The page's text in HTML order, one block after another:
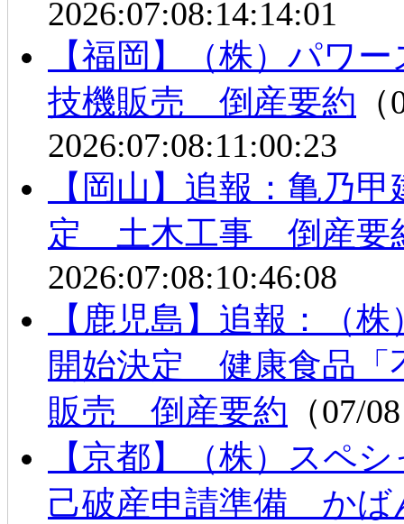
2026:07:08:14:14:01
【福岡】（株）パワ
技機販売 倒産要約
2026:07:08:11:00:23
【岡山】追報：亀乃
定 土木工事 倒産要
2026:07:08:10:46:08
【鹿児島】追報：（
開始決定 健康食品「
販売 倒産要約 （07/
【京都】（株）スペ
己破産申請準備 かば